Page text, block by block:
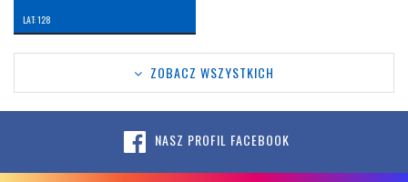
LAT: 128
ZOBACZ WSZYSTKICH
NASZ PROFIL FACEBOOK